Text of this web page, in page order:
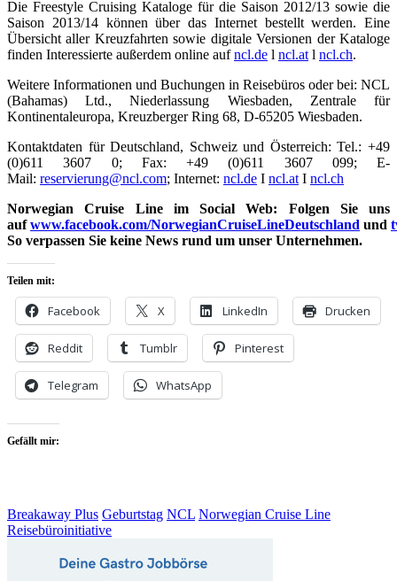
Die Freestyle Cruising Kataloge für die Saison 2012/13 sowie die
Saison 2013/14 können über das Internet bestellt werden. Eine
Übersicht aller Kreuzfahrten sowie digitale Versionen der Kataloge
finden Interessierte außerdem online aufncl.de l ncl.at l ncl.ch.
Weitere Informationen und Buchungen in Reisebüros oder bei: NCL
(Bahamas) Ltd., Niederlassung Wiesbaden, Zentrale für
Kontinentaleuropa, Kreuzberger Ring 68, D-65205 Wiesbaden.
Kontaktdaten für Deutschland, Schweiz und Österreich: Tel.: +49
(0)611 3607 0; Fax: +49 (0)611 3607 099; E-
Mail: reservierung@ncl.com; Internet: ncl.de I ncl.at I ncl.ch
Norwegian Cruise Line im Social Web: Folgen Sie uns
aufwww.facebook.com/NorwegianCruiseLineDeutschland und
So verpassen Sie keine News rund um unser Unternehmen.
Teilen mit:
Facebook X LinkedIn Drucken
Reddit Tumblr Pinterest
Telegram WhatsApp
Gefällt mir:
Breakaway Plus Geburtstag NCL Norwegian Cruise Line
Reisebüroinitiative